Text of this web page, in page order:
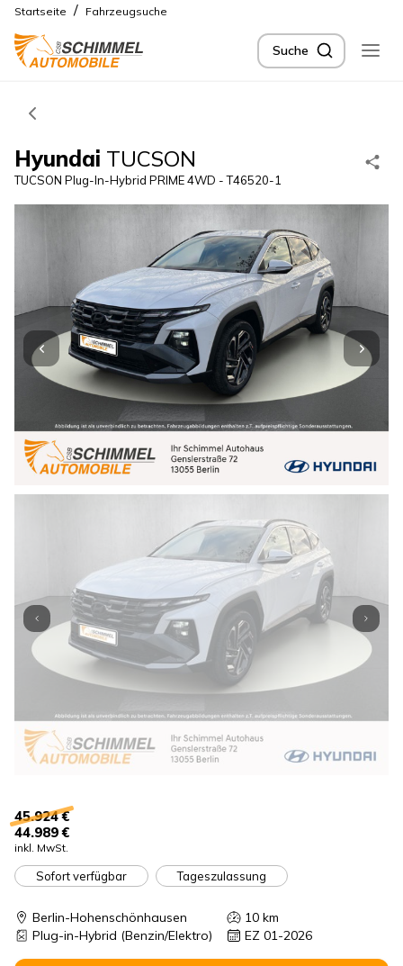
Startseite / Fahrzeugsuche
Suche
Hyundai TUCSON
TUCSON Plug-In-Hybrid PRIME 4WD - T46520-1
45.924 €
44.989 €
inkl. MwSt.
Sofort verfügbar Tageszulassung
Berlin-Hohenschönhausen 10km
Plug-in-Hybrid (Benzin/Elektro) EZ 01-2026